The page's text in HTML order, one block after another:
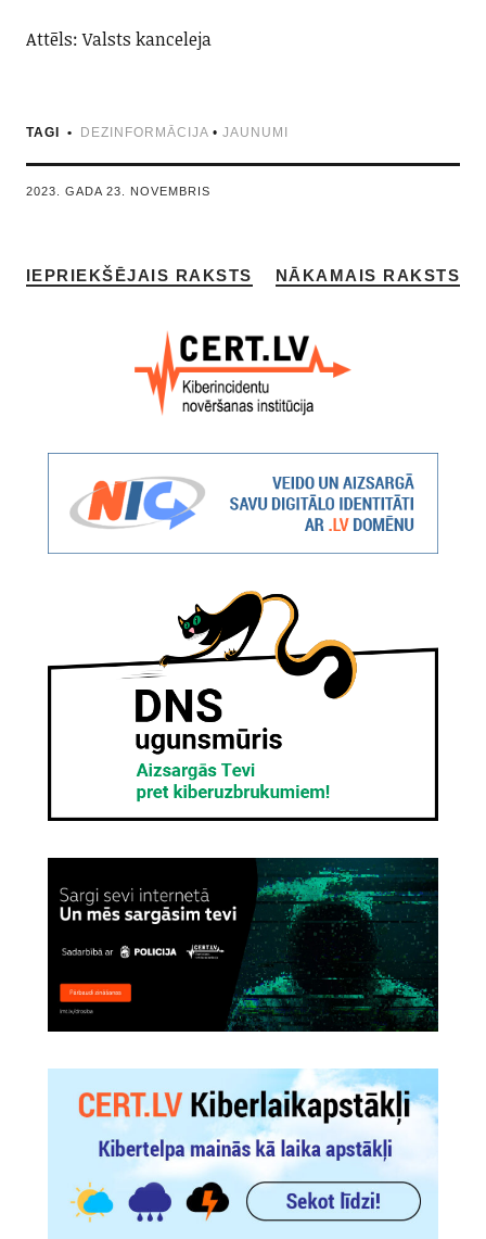
Attēls: Valsts kanceleja
TAGI DEZINFORMĀCIJA• JAUNUMI
2023. GADA 23. NOVEMBRIS
IEPRIEKŠĒJAIS RAKSTS NĀKAMAIS RAKSTS